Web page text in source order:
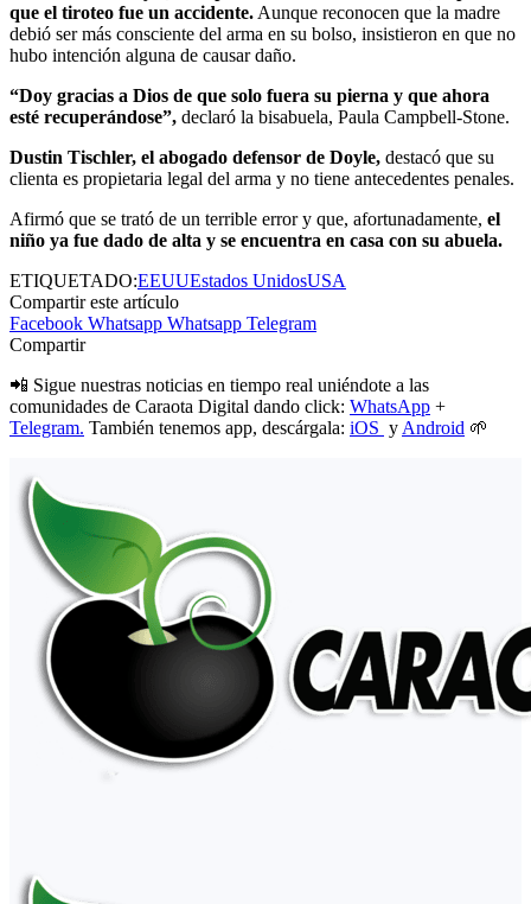
que el tiroteo fue un accidente. Aunque reconocen que la madre
debió ser más consciente del arma en su bolso, insistieron en que no
hubo intención alguna de causar daño.
“Doy gracias a Dios de que solo fuera su pierna y que ahora
esté recuperándose”, declaró la bisabuela, Paula Campbell-Stone.
Dustin Tischler, el abogado defensor de Doyle, destacó que su
clienta es propietaria legal del arma y no tiene antecedentes penales.
Afirmó que se trató de un terrible error y que, afortunadamente, el
niño ya fue dado de alta y se encuentra en casa con su abuela.
ETIQUETADO:EEUUEstados UnidosUSA
Compartir este artículo
Facebook Whatsapp Whatsapp Telegram
Compartir
📲 Sigue nuestras noticias en tiempo real uniéndote a las
comunidades de Caraota Digital dando click: WhatsApp +
Telegram. También tenemos app, descárgala: iOS y Android 🌱